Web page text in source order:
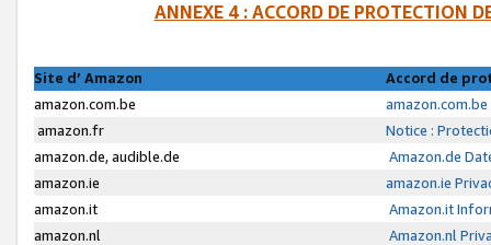
ANNEXE 4 : ACCORD DE PROTECTION
Site d’ Amazon
Accord de
amazon.com.be
amazon.fr
Notice :
amazon.de, audible.de
Amazon.de
amazon.ie
amazon.ie
amazon.it
Amazon.it
amazon.nl
Amazon.nl